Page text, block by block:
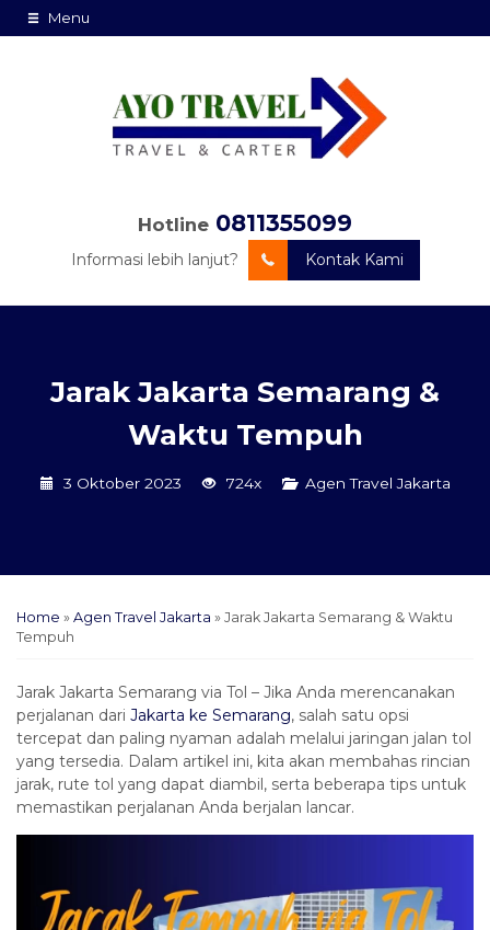
Menu
Hotline 0811355099
Informasi lebih lanjut? Kontak Kami
Jarak Jakarta Semarang &
Waktu Tempuh
3 Oktober 2023 724x Agen Travel Jakarta
Home » Agen Travel Jakarta » Jarak Jakarta Semarang & Waktu
Tempuh
Jarak Jakarta Semarang via Tol – Jika Anda merencanakan
perjalanan dari Jakarta ke Semarang, salah satu opsi
tercepat dan paling nyaman adalah melalui jaringan jalan tol
yang tersedia. Dalam artikel ini, kita akan membahas rincian
jarak, rute tol yang dapat diambil, serta beberapa tips untuk
memastikan perjalanan Anda berjalan lancar.